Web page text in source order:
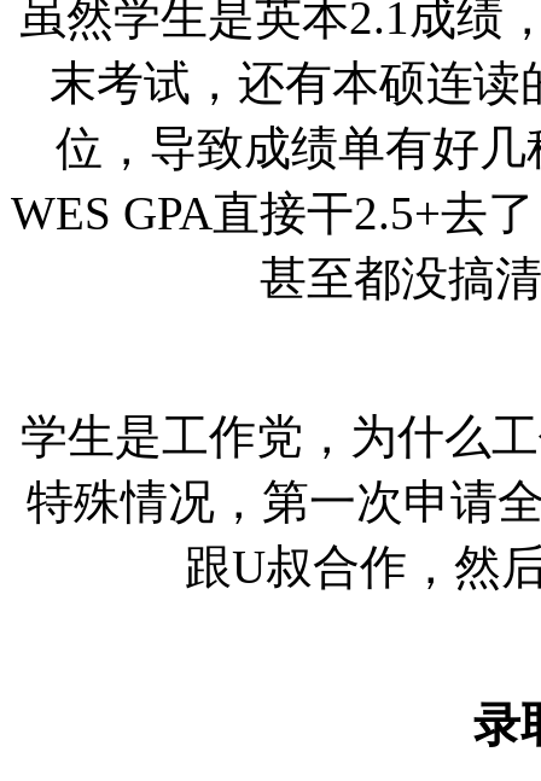
虽然学生是英本2.1成绩
末考试，还有本硕连
位，导致成绩单有好
WES GPA直接干2.5+去
甚至都没搞
学生是工作党，为什么
特殊情况，第一次申请
跟U叔合作，然
录